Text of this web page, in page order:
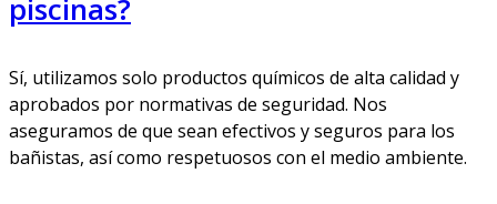
piscinas?
Sí, utilizamos solo productos químicos de alta calidad y
aprobados por normativas de seguridad. Nos
aseguramos de que sean efectivos y seguros para los
bañistas, así como respetuosos con el medio ambiente.